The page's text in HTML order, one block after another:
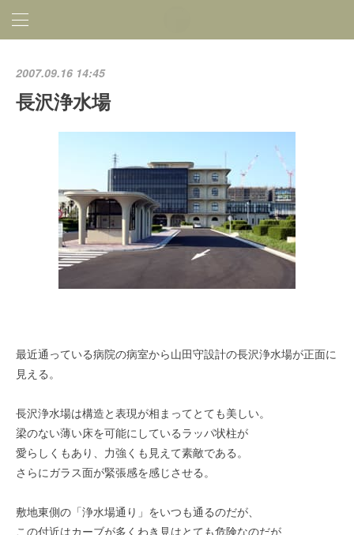
2007.09.16 14:45
長沢浄水場
最近通っている病院の病室から山田守設計の長沢浄水場が正面に
見える。
長沢浄水場は構造と表現が相まってとても美しい。
梁のない薄い床を可能にしているラッパ状柱が
愛らしくもあり、力強くも見えて素敵である。
さらにガラス面が緊張感を感じさせる。
敷地東側の「浄水場通り」をいつも通るのだが、
この付近はカーブが多くわき見はとても危険なのだが